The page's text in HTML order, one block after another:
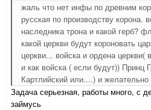
жаль что нет инфы по древним
русская по производству корона.
наследника трона и какой герб?
какой церкви будут короновать
церкви... войска и ордена церкви(
и как войска ( если будут)) Принц
Картлийский или....) и
Задача серьезная, работы много, с
займусь